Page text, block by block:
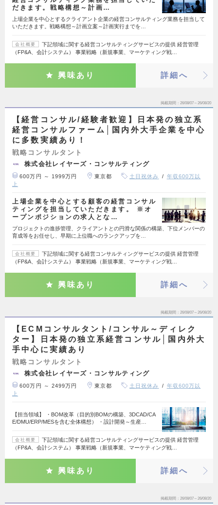
だきます。戦略構想～計画…
上場企業を中心とするクライアント企業の経営コンサルティング業務を担当して
いただきます。戦略構想～計画立案～計画実行までを…
会社概要
下記領域に関する経営コンサルティングサービスの提供 経営管理
（FP&A、会計システム） 事業戦略（新規事業、マーケティング戦…
興味あり 詳細へ
掲載期間 26/08/07～26/08/20
【経営コンサル/経験者歓迎】日本発の独立系
経営コンサルファーム│国内外大手企業を中心
に多数実績あり！
戦略コンサルタント
株式会社レイヤーズ・コンサルティング
600万円 ～ 1999万円 東京都 土日祝休み
年収600万以
上
上場企業を中心とする顧客の経営コンサル
ティングを担当していただきます。 ※オ
ープンポジションの求人とな…
プロジェクトの進捗管理、クライアントとの円滑な関係の構築、下位メンバーの
育成等をお任せし、早期に上位職へのランクアップを…
会社概要
下記領域に関する経営コンサルティングサービスの提供 経営管理
（FP&A、会計システム） 事業戦略（新規事業、マーケティング戦…
興味あり 詳細へ
掲載期間 26/08/07～26/08/20
【ECMコンサルタント/コンサル～ディレク
ター】日本発の独立系経営コンサル│国内外大
手中心に実績あり
戦略コンサルタント
株式会社レイヤーズ・コンサルティング
600万円 ～ 2499万円 東京都 土日祝休み
年収600万以
上
【担当領域】 ・BOM改革（目的別BOMの構築、3DCAD/CA
E/DMU/ERP/MESを含む全体構想） ・設計開発～生産…
会社概要
下記領域に関する経営コンサルティングサービスの提供 経営管理
（FP&A、会計システム） 事業戦略（新規事業、マーケティング戦…
興味あり 詳細へ
掲載期間 26/08/07～26/08/20